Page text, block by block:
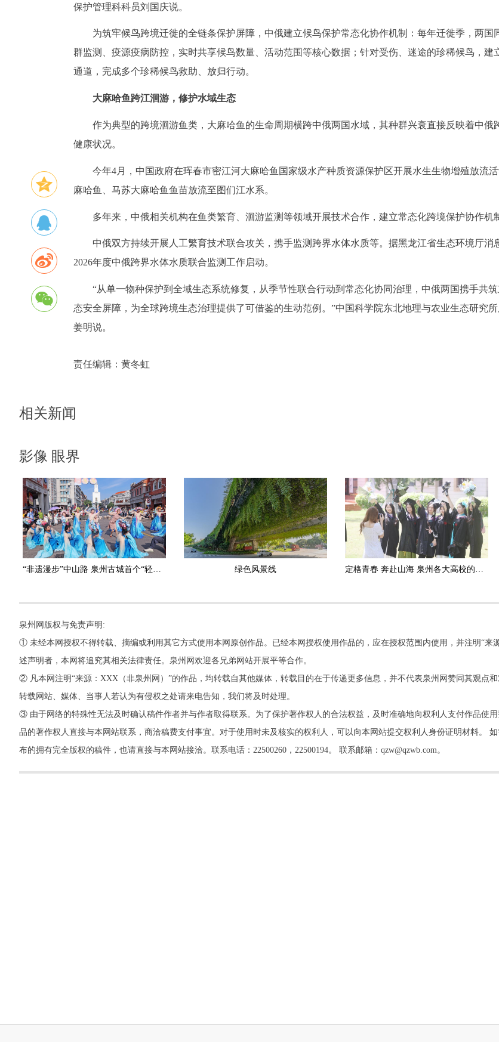
保护管理科科员刘国庆说。
为筑牢候鸟跨境迁徙的全链条保护屏障，中俄建立候鸟保护常态化协作机制：每年迁徙季，两国
群监测、疫源疫病防控，实时共享候鸟数量、活动范围等核心数据；针对受伤、迷途的珍稀候鸟，建
通道，完成多个珍稀候鸟救助、放归行动。
大麻哈鱼跨江洄游，修护水域生态
作为典型的跨境洄游鱼类，大麻哈鱼的生命周期横跨中俄两国水域，其种群兴衰直接反映着中俄
健康状况。
今年4月，中国政府在珲春市密江河大麻哈鱼国家级水产种质资源保护区开展水生生物增殖放流
麻哈鱼、马苏大麻哈鱼鱼苗放流至图们江水系。
多年来，中俄相关机构在鱼类繁育、洄游监测等领域开展技术合作，建立常态化跨境保护协作机
中俄双方持续开展人工繁育技术联合攻关，携手监测跨界水体水质等。据黑龙江省生态环境厅消
2026年度中俄跨界水体水质联合监测工作启动。
“从单一物种保护到全域生态系统修复，从季节性联合行动到常态化协同治理，中俄两国携手共
态安全屏障，为全球跨境生态治理提供了可借鉴的生动范例。”中国科学院东北地理与农业生态研究
姜明说。
责任编辑： 黄冬虹
相关新闻
影像 眼界
“非遗漫步”中山路 泉州古城首个“轻度假周”启幕 绿色风景线 定格青春 奔赴山海 泉州各大高校的毕业生们以独特创意“致青春”
泉州网版权与免责声明:
① 未经本网授权不得转载、摘编或利用其它方式使用本网原创作品。已经本网授权使用作品的，应在授权范围内使用，并注明“来
述声明者，本网将追究其相关法律责任。泉州网欢迎各兄弟网站开展平等合作。
② 凡本网注明“来源：XXX（非泉州网）”的作品，均转载自其他媒体，转载目的在于传递更多信息，并不代表泉州网赞同其观点
转载网站、媒体、当事人若认为有侵权之处请来电告知，我们将及时处理。
③ 由于网络的特殊性无法及时确认稿件作者并与作者取得联系。为了保护著作权人的合法权益，及时准确地向权利人支付作品使
品的著作权人直接与本网站联系，商洽稿费支付事宜。对于使用时未及核实的权利人，可以向本网站提交权利人身份证明材料。
布的拥有完全版权的稿件，也请直接与本网站接洽。联系电话：22500260，22500194。 联系邮箱：qzw@qzwb.com。